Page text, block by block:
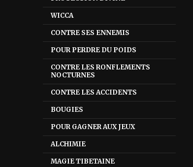
WICCA
CONTRE SES ENNEMIS
POUR PERDRE DU POIDS
CONTRE LES RONFLEMENTS
NOCTURNES
CONTRE LES ACCIDENTS
BOUGIES
POUR GAGNER AUX JEUX
ALCHIMIE
MAGIE TIBETAINE